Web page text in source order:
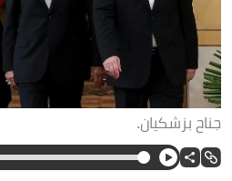
جناح بزشكيان.